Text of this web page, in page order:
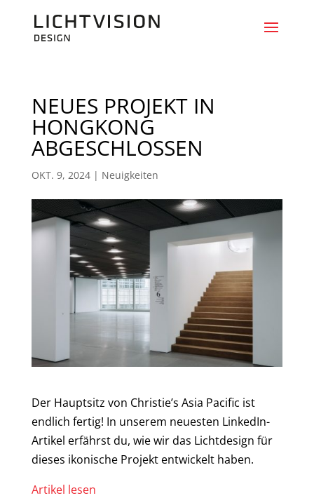
NEUES PROJEKT IN
HONGKONG
ABGESCHLOSSEN
OKT. 9, 2024| Neuigkeiten
Der Hauptsitz von Christie’s Asia Pacific ist
endlich fertig! In unserem neuesten LinkedIn-
Artikel erfährst du, wie wir das Lichtdesign für
dieses ikonische Projekt entwickelt haben.
Artikel lesen